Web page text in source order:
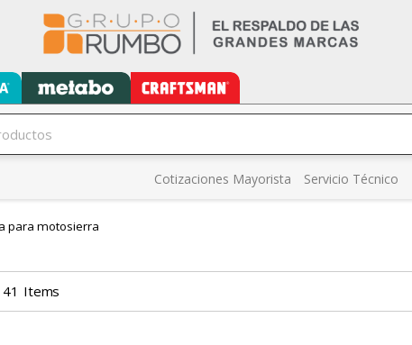
Cotizaciones Mayorista Servicio Técnico
para motosierra
41 Items